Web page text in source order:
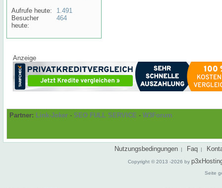
Aufrufe heute:
Besucher
heute:
1.491
464
Anzeige
Partner: Link-Joker - SEO FULL SERVICE - W3Forum
Nutzungsbedingungen | Faq |
Copyright © 2013 -2026 by
Seite